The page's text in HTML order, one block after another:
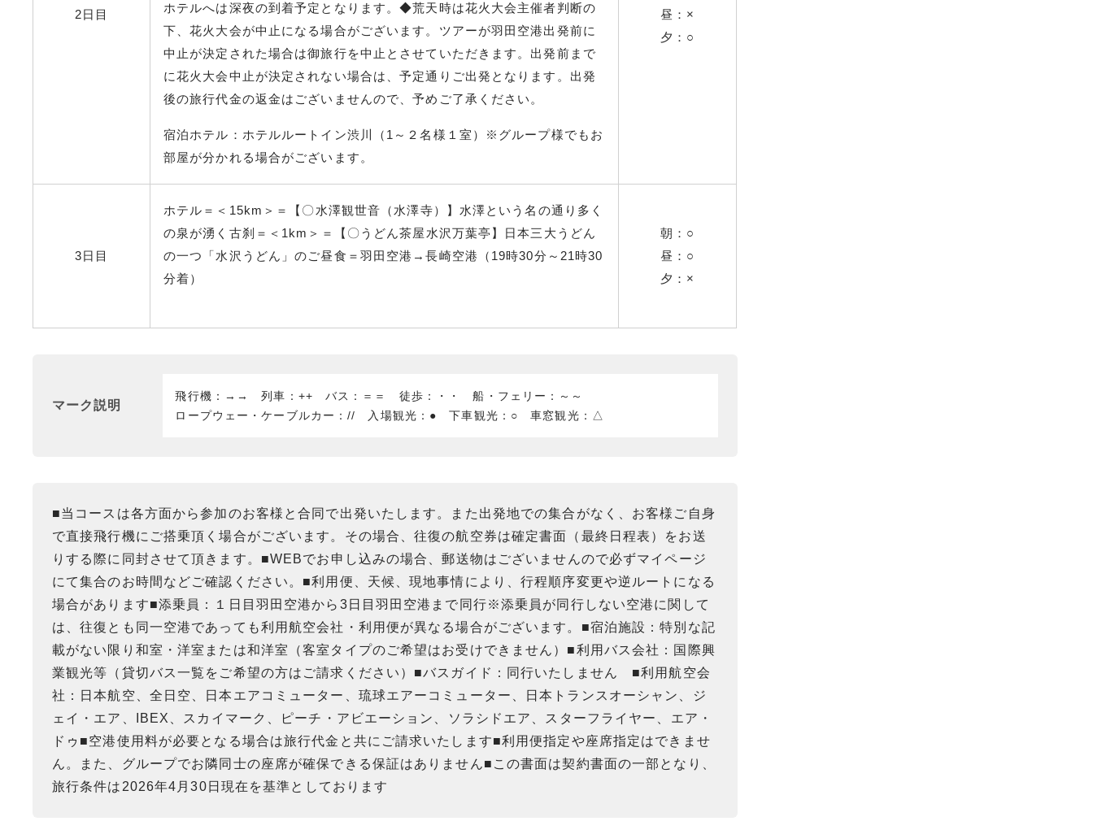
2日目
ホテルへは深夜の到着予定となります。◆荒天時は花火大会主催者判断の
下、花火大会が中止になる場合がございます。ツアーが羽田空港出発前に
中止が決定された場合は御旅行を中止とさせていただきます。出発前まで
に花火大会中止が決定されない場合は、予定通りご出発となります。出発
後の旅行代金の返金はございませんので、予めご了承ください。
宿泊ホテル：ホテルルートイン渋川（1～２名様１室）※グループ様でもお
部屋が分かれる場合がございます。
昼：×
夕：○
3日目
ホテル＝＜15km＞＝【〇水澤観世音（水澤寺）】水澤という名の通り多く
の泉が湧く古刹＝＜1km＞＝【〇うどん茶屋水沢万葉亭】日本三大うどん
の一つ「水沢うどん」のご昼食＝羽田空港→長崎空港（19時30分～21時30
分着）
朝：○
昼：○
夕：×
マーク説明
飛行機：→→ 列車：++ バス：＝＝ 徒歩：・・ 船・フェリー：～～
ロープウェー・ケーブルカー：// 入場観光：● 下車観光：○ 車窓観光：△
■当コースは各方面から参加のお客様と合同で出発いたします。また出発地での集合がなく、お客様ご自身
で直接飛行機にご搭乗頂く場合がございます。その場合、往復の航空券は確定書面（最終日程表）をお送
りする際に同封させて頂きます。■WEBでお申し込みの場合、郵送物はございませんので必ずマイページ
にて集合のお時間などご確認ください。■利用便、天候、現地事情により、行程順序変更や逆ルートになる
場合があります■添乗員：１日目羽田空港から3日目羽田空港まで同行※添乗員が同行しない空港に関して
は、往復とも同一空港であっても利用航空会社・利用便が異なる場合がございます。■宿泊施設：特別な記
載がない限り和室・洋室または和洋室（客室タイプのご希望はお受けできません）■利用バス会社：国際興
業観光等（貸切バス一覧をご希望の方はご請求ください）■バスガイド：同行いたしません ■利用航空会
社：日本航空、全日空、日本エアコミューター、琉球エアーコミューター、日本トランスオーシャン、ジ
ェイ・エア、IBEX、スカイマーク、ピーチ・アビエーション、ソラシドエア、スターフライヤー、エア・
ドゥ■空港使用料が必要となる場合は旅行代金と共にご請求いたします■利用便指定や座席指定はできませ
ん。また、グループでお隣同士の座席が確保できる保証はありません■この書面は契約書面の一部となり、
旅行条件は2026年4月30日現在を基準としております